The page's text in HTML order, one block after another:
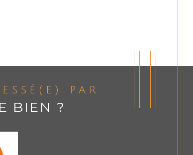
par
BIEN ?